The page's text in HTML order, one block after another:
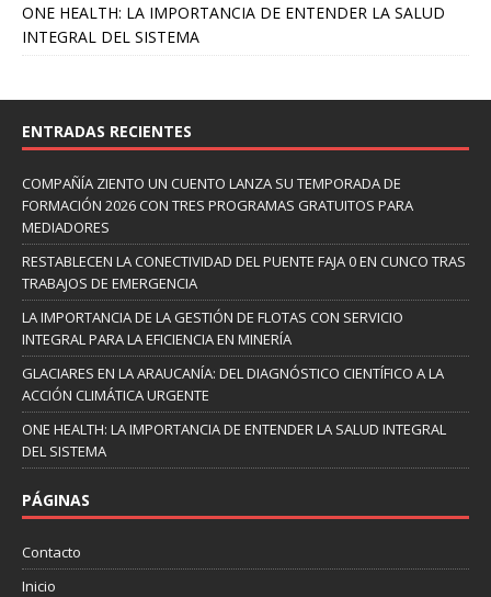
ONE HEALTH: LA IMPORTANCIA DE ENTENDER LA SALUD
INTEGRAL DEL SISTEMA
ENTRADAS RECIENTES
COMPAÑÍA ZIENTO UN CUENTO LANZA SU TEMPORADA DE
FORMACIÓN 2026 CON TRES PROGRAMAS GRATUITOS PARA
MEDIADORES
RESTABLECEN LA CONECTIVIDAD DEL PUENTE FAJA 0 EN CUNCO TRAS
TRABAJOS DE EMERGENCIA
LA IMPORTANCIA DE LA GESTIÓN DE FLOTAS CON SERVICIO
INTEGRAL PARA LA EFICIENCIA EN MINERÍA
GLACIARES EN LA ARAUCANÍA: DEL DIAGNÓSTICO CIENTÍFICO A LA
ACCIÓN CLIMÁTICA URGENTE
ONE HEALTH: LA IMPORTANCIA DE ENTENDER LA SALUD INTEGRAL
DEL SISTEMA
PÁGINAS
Contacto
Inicio